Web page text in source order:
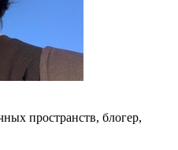
пространств, блогер,